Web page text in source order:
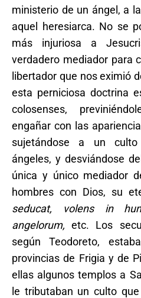
ministerio de un ángel, a
aquel heresiarca. No se
más injuriosa a
verdadero mediador para
libertador que nos eximió
esta perniciosa doctrina
colosenses,
engañar con las
sujetándose a un
ángeles, y desviándose
única y único mediador
hombres con Dios, su
seducat, volens in
angelorum, etc. Los
según Teodoreto,
provincias de Frigia y de
ellas algunos templos a
le tributaban un culto